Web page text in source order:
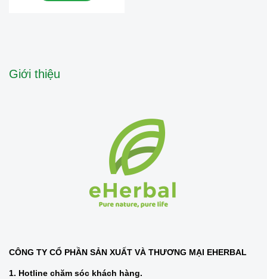
Giới thiệu
CÔNG TY CỔ PHẦN SẢN XUẤT VÀ THƯƠNG MẠI EHERBAL
1. Hotline chăm sóc khách hàng.